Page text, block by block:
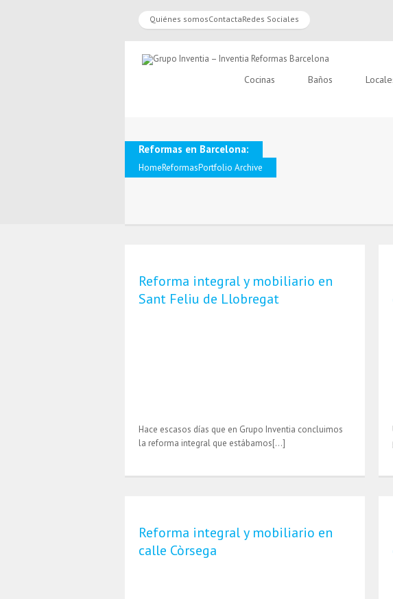
Quiénes somosContactaRedes Sociales
Cocinas Baños
Reformas en Barcelona:
HomeReformasPortfolio Archive
Reforma integral y mobiliario en
Sant Feliu de Llobregat
Hace escasos días que en Grupo Inventia concluimos
la reforma integral que estábamos[…]
Reforma integral y mobiliario en
calle Còrsega